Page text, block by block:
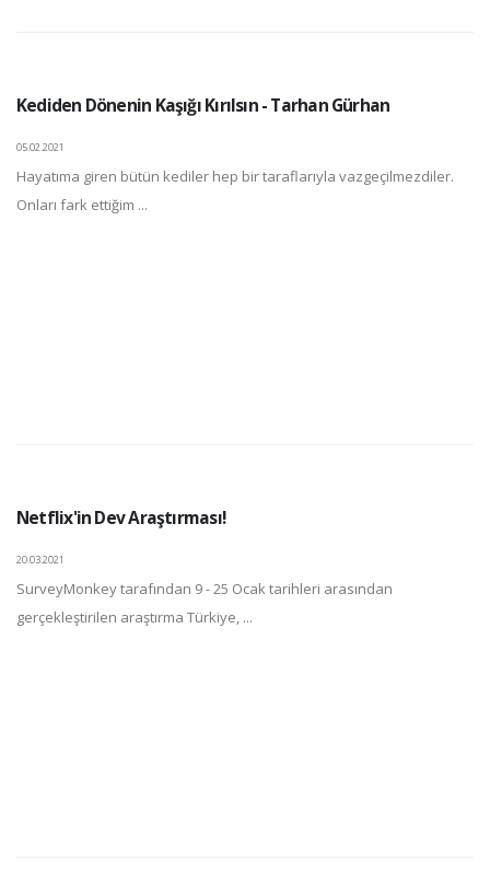
Kediden Dönenin Kaşığı Kırılsın - Tarhan Gürhan
05.02.2021
Hayatıma giren bütün kediler hep bir taraflarıyla vazgeçilmezdiler.
Onları fark ettiğim ...
Netflix'in Dev Araştırması!
20.03.2021
SurveyMonkey tarafından 9 - 25 Ocak tarihleri arasından
gerçekleştirilen araştırma Türkiye, ...